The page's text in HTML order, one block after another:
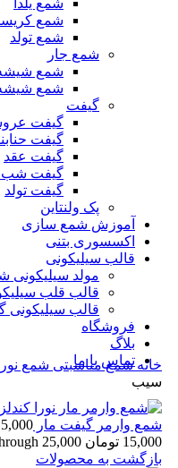
شمع یلدا
شمع
شمع تولد
شمع جار
شمع
شمع شیشه
گیفت
گیفت
گیفت
گیفت عقد
گیفت شب
گیفت تولد
پک ولنتاین
آموزش شمع سازی
اکسسوری بتنی
قالب سیلیکونی
مولد سیلیکونی
قالب قلب
قالب سیلیکونی
فروشگاه
بلاگ
تماس با ماخانهشمع مناسبتی شمع
سیب
شمع وارمر گیفت مار
15,000 تومان through 25,000 تومان
بازگشت به محصولات